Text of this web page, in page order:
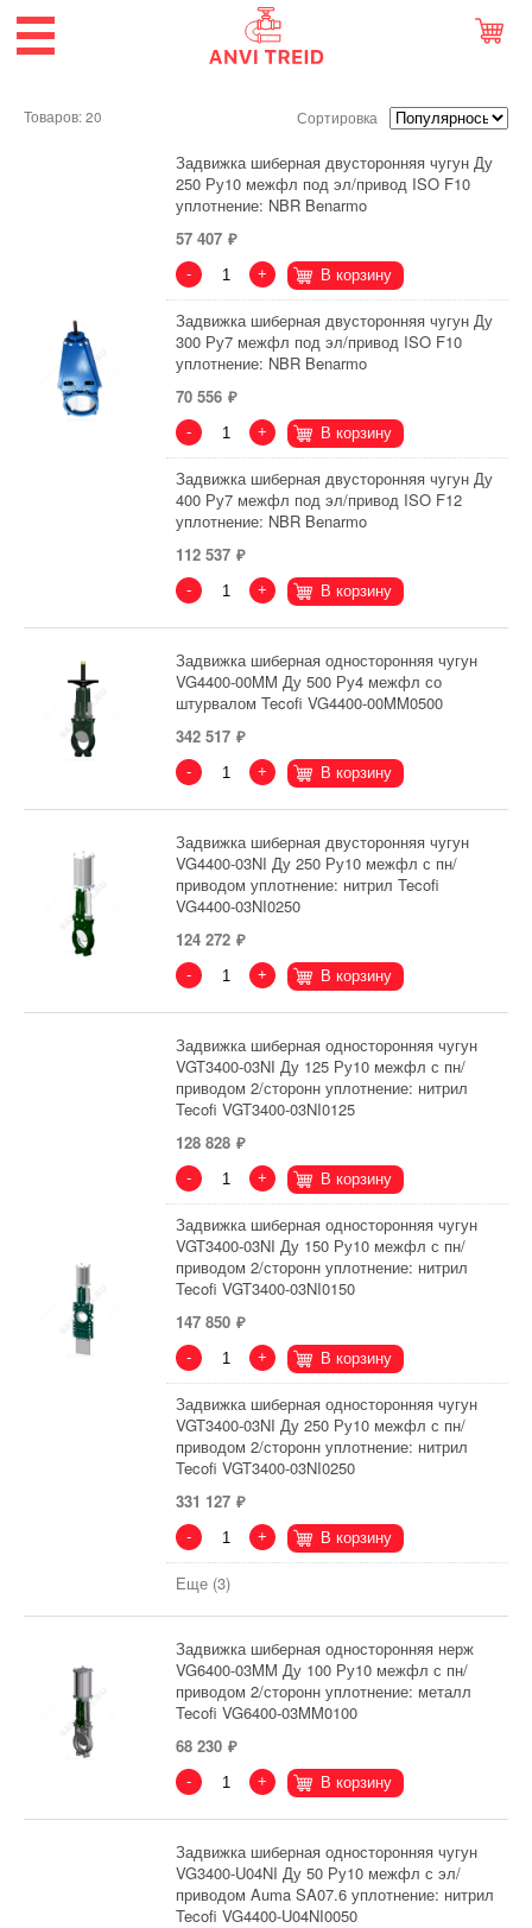
Товаров: 20 Сортировка
Задвижка шиберная двусторонняя чугун Ду
250 Ру10 межфл под эл/привод ISO F10
уплотнение: NBR Benarmo
57 407
- + В корзину
Задвижка шиберная двусторонняя чугун Ду
300 Ру7 межфл под эл/привод ISO F10
уплотнение: NBR Benarmo
70 556
- + В корзину
Задвижка шиберная двусторонняя чугун Ду
400 Ру7 межфл под эл/привод ISO F12
уплотнение: NBR Benarmo
112 537
- + В корзину
Задвижка шиберная односторонняя чугун
VG4400-00MM Ду 500 Ру4 межфл со
штурвалом Tecofi VG4400-00MM0500
342 517
- + В корзину
Задвижка шиберная двусторонняя чугун
VG4400-03NI Ду 250 Ру10 межфл с пн/
приводом уплотнение: нитрил Tecofi
VG4400-03NI0250
124 272
- + В корзину
Задвижка шиберная односторонняя чугун
VGT3400-03NI Ду 125 Ру10 межфл с пн/
приводом 2/сторонн уплотнение: нитрил
Tecofi VGT3400-03NI0125
128 828
- + В корзину
Задвижка шиберная односторонняя чугун
VGT3400-03NI Ду 150 Ру10 межфл с пн/
приводом 2/сторонн уплотнение: нитрил
Tecofi VGT3400-03NI0150
147 850
- + В корзину
Задвижка шиберная односторонняя чугун
VGT3400-03NI Ду 250 Ру10 межфл с пн/
приводом 2/сторонн уплотнение: нитрил
Tecofi VGT3400-03NI0250
331 127
- + В корзину
Еще (3)
Задвижка шиберная односторонняя нерж
VG6400-03MM Ду 100 Ру10 межфл с пн/
приводом 2/сторонн уплотнение: металл
Tecofi VG6400-03MM0100
68 230
- + В корзину
Задвижка шиберная односторонняя чугун
VG3400-U04NI Ду 50 Ру10 межфл с эл/
приводом Auma SA07.6 уплотнение: нитрил
Tecofi VG4400-U04NI0050